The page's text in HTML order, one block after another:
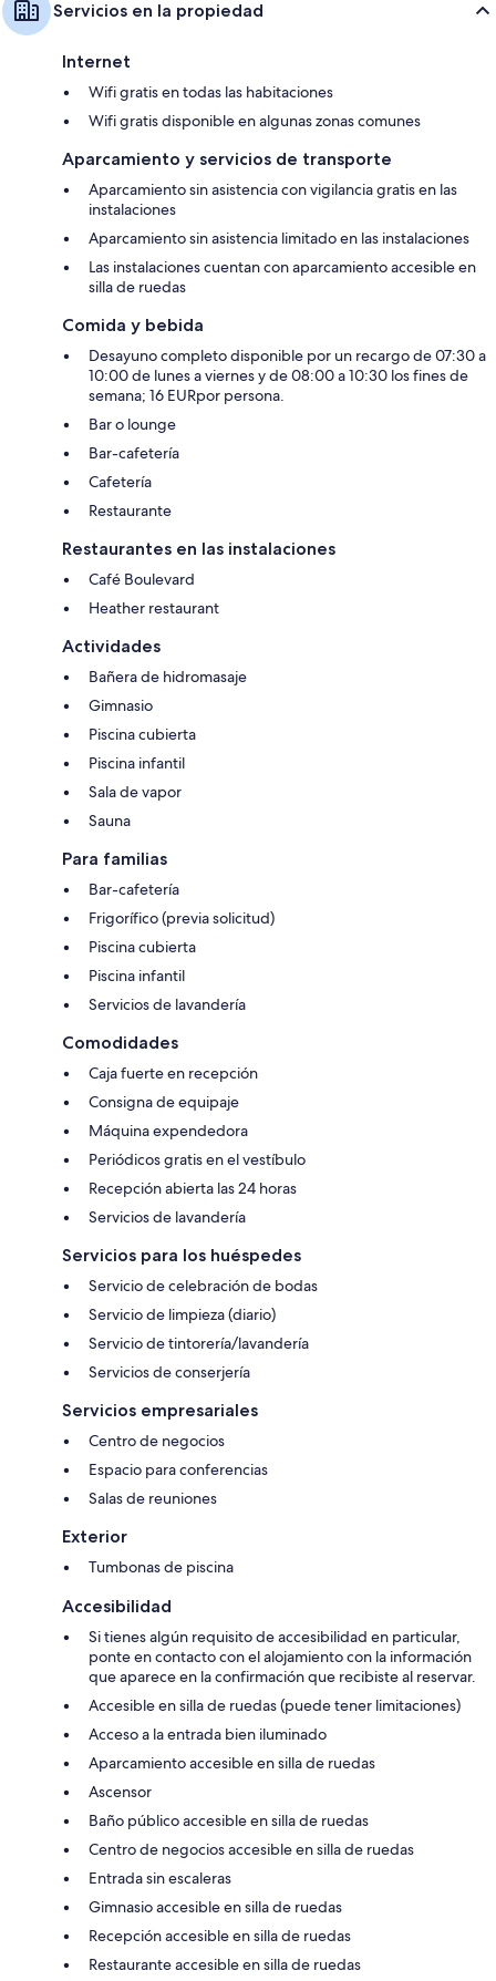
Servicios en la propiedad
Internet
Wifi gratis en todas las habitaciones
Wifi gratis disponible en algunas zonas comunes
Aparcamiento y servicios de transporte
Aparcamiento sin asistencia con vigilancia gratis en las
instalaciones
Aparcamiento sin asistencia limitado en las instalaciones
Las instalaciones cuentan con aparcamiento accesible en
silla de ruedas
Comida y bebida
Desayuno completo disponible por un recargo de 07:30 a
10:00 de lunes a viernes y de 08:00 a 10:30 los fines de
semana; 16 EURpor persona.
Bar o lounge
Bar-cafetería
Cafetería
Restaurante
Restaurantes en las instalaciones
Café Boulevard
Heather restaurant
Actividades
Bañera de hidromasaje
Gimnasio
Piscina cubierta
Piscina infantil
Sala de vapor
Sauna
Para familias
Bar-cafetería
Frigorífico (previa solicitud)
Piscina cubierta
Piscina infantil
Servicios de lavandería
Comodidades
Caja fuerte en recepción
Consigna de equipaje
Máquina expendedora
Periódicos gratis en el vestíbulo
Recepción abierta las 24 horas
Servicios de lavandería
Servicios para los huéspedes
Servicio de celebración de bodas
Servicio de limpieza (diario)
Servicio de tintorería/lavandería
Servicios de conserjería
Servicios empresariales
Centro de negocios
Espacio para conferencias
Salas de reuniones
Exterior
Tumbonas de piscina
Accesibilidad
Si tienes algún requisito de accesibilidad en particular,
ponte en contacto con el alojamiento con la información
que aparece en la confirmación que recibiste al reservar.
Accesible en silla de ruedas (puede tener limitaciones)
Acceso a la entrada bien iluminado
Aparcamiento accesible en silla de ruedas
Ascensor
Baño público accesible en silla de ruedas
Centro de negocios accesible en silla de ruedas
Entrada sin escaleras
Gimnasio accesible en silla de ruedas
Recepción accesible en silla de ruedas
Restaurante accesible en silla de ruedas